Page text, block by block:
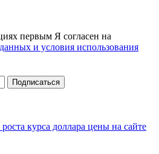
первым Я согласен на
и условия использования
курса доллара цены на сайте